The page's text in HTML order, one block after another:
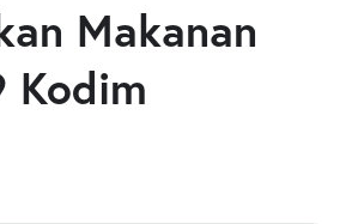
Makanan
Kodim